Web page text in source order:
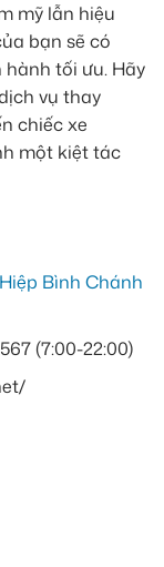
mỹ lẫn hiệu
bạn sẽ có
tối ưu. Hãy
vụ thay
chiếc xe
một kiệt tác
Bình Chánh
(7:00-22:00)